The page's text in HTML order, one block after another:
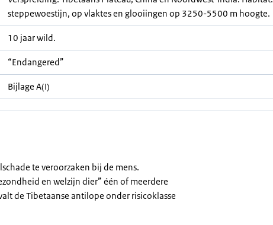
steppewoestijn, op vlaktes en glooiingen op 3250-5500 m hoogte.
10 jaar wild.
“Endangered”
Bijlage A(I)
te veroorzaken bij de mens.
en welzijn dier” één of meerdere
de Tibetaanse antilope onder risicoklasse